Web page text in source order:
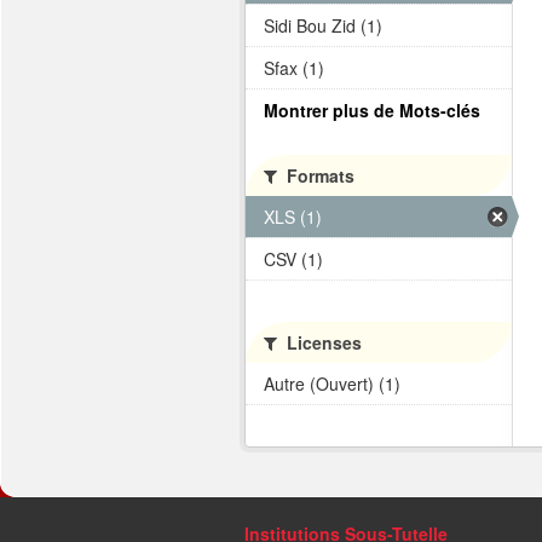
Sidi Bou Zid (1)
Sfax (1)
Montrer plus de Mots-clés
Formats
XLS (1)
CSV (1)
Licenses
Autre (Ouvert) (1)
Institutions Sous-Tutelle